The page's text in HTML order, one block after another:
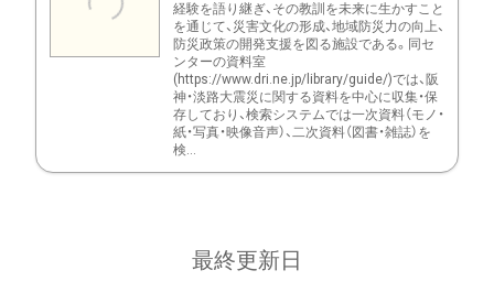
経験を語り継ぎ、その教訓を未来に生かすこと
を通じて、災害文化の形成、地域防災力の向上、
防災政策の開発支援を図る施設である。同セ
ンターの資料室
(https://www.dri.ne.jp/library/guide/)では、阪
神・淡路大震災に関する資料を中心に収集・保
存しており、検索システムでは一次資料（モノ・
紙・写真・映像音声）、二次資料（図書・雑誌）を
検...
最終更新日